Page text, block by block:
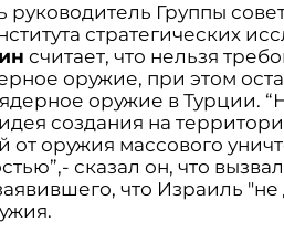
руководитель Группы
стратегических
считает, что нельзя
оружие, при этом
оружие в Турции.
создания на
от оружия массового
сказал он, что
что Израиль "не